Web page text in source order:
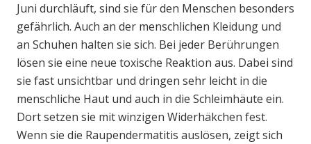
Juni durchläuft, sind sie für den Menschen besonders
gefährlich. Auch an der menschlichen Kleidung und
an Schuhen halten sie sich. Bei jeder Berührungen
lösen sie eine neue toxische Reaktion aus. Dabei sind
sie fast unsichtbar und dringen sehr leicht in die
menschliche Haut und auch in die Schleimhäute ein.
Dort setzen sie mit winzigen Widerhäkchen fest.
Wenn sie die Raupendermatitis auslösen, zeigt sich